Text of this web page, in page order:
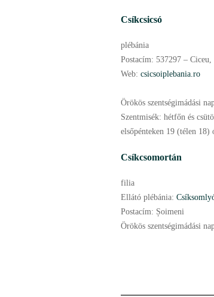
Csíkcsicsó
plébánia
Postacím: 537297 –
Web: csicsoiplebania.ro
Örökös szentségimádási
Szentmisék: hétfőn és
elsőpénteken 19 (télen 18)
Csíkcsomortán
filia
Ellátó plébánia:
Postacím: Șoimeni
Örökös szentségimádási
n